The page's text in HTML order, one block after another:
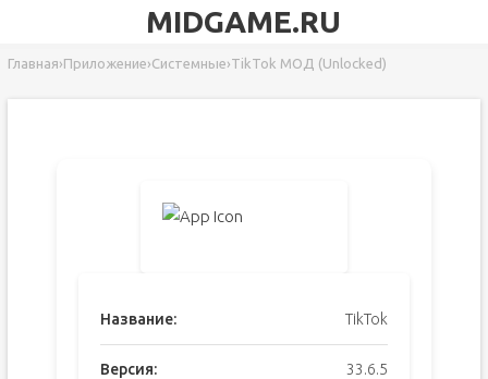
MIDGAME.RU
Главная›Приложение›Системные›TikTok МОД (Unlocked)
Название: TikTok
Версия: 33.6.5